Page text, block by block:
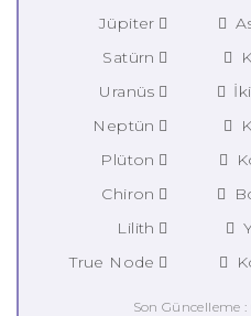
Jüpiter
Satürn
Uranüs
Neptün
Plüton
Chiron
Lilith
True Node
Son Güncelleme